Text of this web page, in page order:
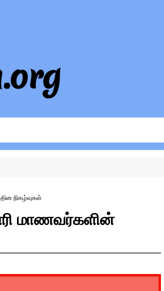
நிகழ்வுகள்
மாணவர்களின்